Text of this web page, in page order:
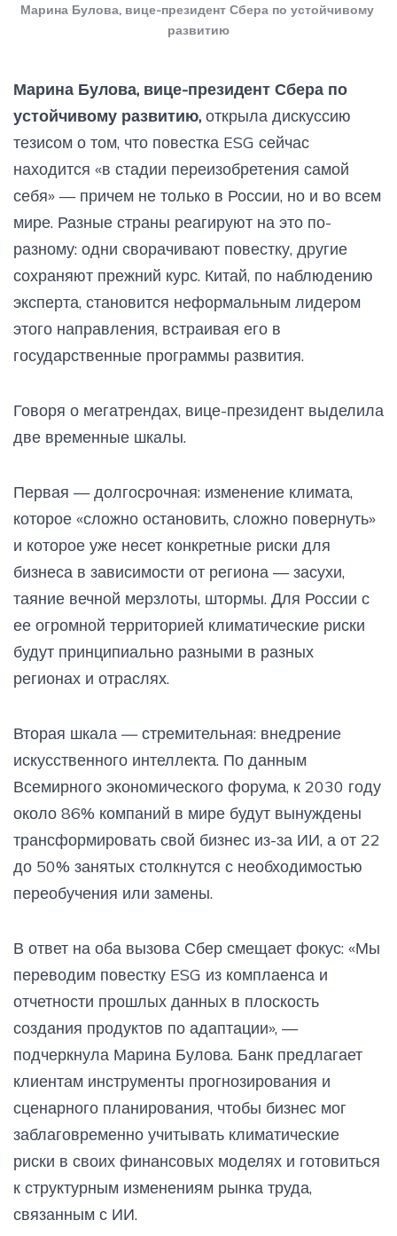
Марина Булова, вице-президент Сбера по устойчивому
развитию
Марина Булова, вице-президент Сбера по
устойчивому развитию, открыла дискуссию
тезисом о том, что повестка ESG сейчас
находится «в стадии переизобретения самой
себя» — причем не только в России, но и во всем
мире. Разные страны реагируют на это по-
разному: одни сворачивают повестку, другие
сохраняют прежний курс. Китай, по наблюдению
эксперта, становится неформальным лидером
этого направления, встраивая его в
государственные программы развития.
Говоря о мегатрендах, вице-президент выделила
две временные шкалы.
Первая — долгосрочная: изменение климата,
которое «сложно остановить, сложно повернуть»
и которое уже несет конкретные риски для
бизнеса в зависимости от региона — засухи,
таяние вечной мерзлоты, штормы. Для России с
ее огромной территорией климатические риски
будут принципиально разными в разных
регионах и отраслях.
Вторая шкала — стремительная: внедрение
искусственного интеллекта. По данным
Всемирного экономического форума, к 2030 году
около 86% компаний в мире будут вынуждены
трансформировать свой бизнес из-за ИИ, а от 22
до 50% занятых столкнутся с необходимостью
переобучения или замены.
В ответ на оба вызова Сбер смещает фокус: «Мы
переводим повестку ESG из комплаенса и
отчетности прошлых данных в плоскость
создания продуктов по адаптации», —
подчеркнула Марина Булова. Банк предлагает
клиентам инструменты прогнозирования и
сценарного планирования, чтобы бизнес мог
заблаговременно учитывать климатические
риски в своих финансовых моделях и готовиться
к структурным изменениям рынка труда,
связанным с ИИ.